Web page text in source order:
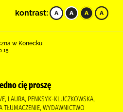
kontrast:
w Konecku
15
cię proszę
LAURA, PENKSYK-KLUCZKOWSKA,
TŁUMACZENIE, WYDAWNICTWO